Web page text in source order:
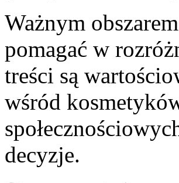
Ważnym
pomagać w
treści są
wśród
decyzje.